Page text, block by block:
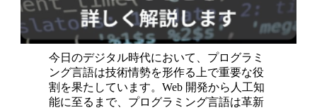
今日のデジタル時代において、プログラミ
ング言語は技術情勢を形作る上で重要な役
割を果たしています。Web 開発から人工知
能に至るまで、プログラミング言語は革新